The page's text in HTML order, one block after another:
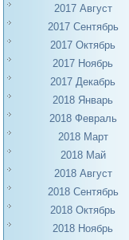
2017 Август
2017 Сентябрь
2017 Октябрь
2017 Ноябрь
2017 Декабрь
2018 Январь
2018 Февраль
2018 Март
2018 Май
2018 Август
2018 Сентябрь
2018 Октябрь
2018 Ноябрь